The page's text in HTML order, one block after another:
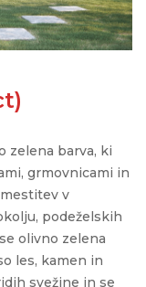
zelena barva, ki
grmovnicami in
v
podeželskih
olivno zelena
les, kamen in
svežine in se